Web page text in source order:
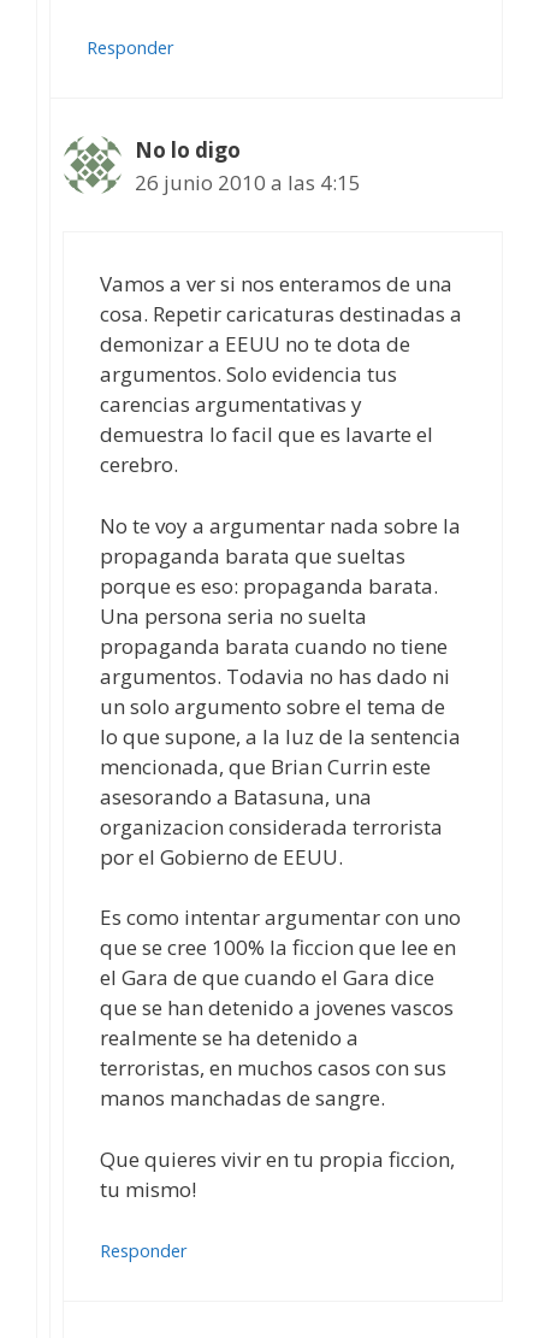
Responder
No lo digo
26 junio 2010 a las 4:15
Vamos a ver si nos enteramos de una
cosa. Repetir caricaturas destinadas a
demonizar a EEUU no te dota de
argumentos. Solo evidencia tus
carencias argumentativas y
demuestra lo facil que es lavarte el
cerebro.
No te voy a argumentar nada sobre la
propaganda barata que sueltas
porque es eso: propaganda barata.
Una persona seria no suelta
propaganda barata cuando no tiene
argumentos. Todavia no has dado ni
un solo argumento sobre el tema de
lo que supone, a la luz de la sentencia
mencionada, que Brian Currin este
asesorando a Batasuna, una
organizacion considerada terrorista
por el Gobierno de EEUU.
Es como intentar argumentar con uno
que se cree 100% la ficcion que lee en
el Gara de que cuando el Gara dice
que se han detenido a jovenes vascos
realmente se ha detenido a
terroristas, en muchos casos con sus
manos manchadas de sangre.
Que quieres vivir en tu propia ficcion,
tu mismo!
Responder